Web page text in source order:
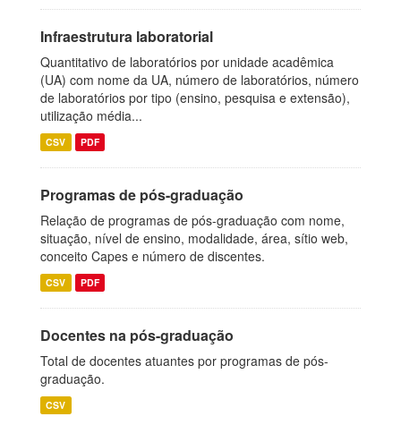
Infraestrutura laboratorial
Quantitativo de laboratórios por unidade acadêmica
(UA) com nome da UA, número de laboratórios, número
de laboratórios por tipo (ensino, pesquisa e extensão),
utilização média...
CSV PDF
Programas de pós-graduação
Relação de programas de pós-graduação com nome,
situação, nível de ensino, modalidade, área, sítio web,
conceito Capes e número de discentes.
CSV PDF
Docentes na pós-graduação
Total de docentes atuantes por programas de pós-
graduação.
CSV